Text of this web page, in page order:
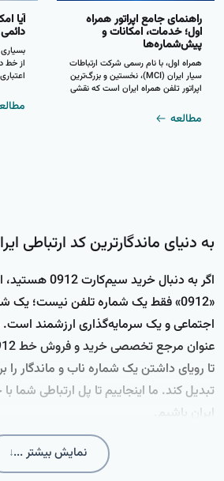
راهنمای جامع اپراتور همراه
اول؛ خدمات، امکانات و
پیش‌شماره‌ها
همراه اول، با نام رسمی شرکت ارتباطات
سیار ایران (MCI)، نخستین و بزرگ‌ترین
اپراتور تلفن همراه ایران است که نقشی
سیار کشور ایفا کرده است. این اپراتور
مطالعه
آیا
از خط
باشد،
محدود
به دنیای ماندگارترین کد ارتباطی
اگر به دنبال خرید
«0912» فقط یک شماره تلفن نیست؛ یک
اجتماعی و یک سرمایه‌گذاری ارزشمند
تا رویای داشتن یک شماره ناب و ماندگار را
تبدیل کند. ما اینجاییم تا پل ارتباطی
ایران باشیم.
چرا خرید سیم‌کارت 0912 از تهران سیم؟
نمایش بیشتر ...↓